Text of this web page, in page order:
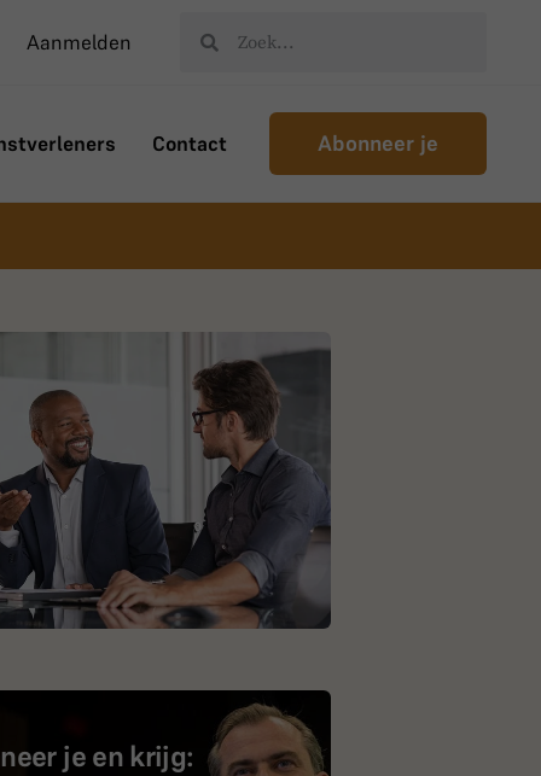
Aanmelden
Contact Abonneer je
je en krijg: